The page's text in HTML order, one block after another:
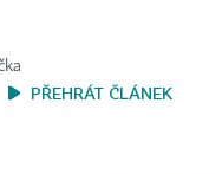
PŘEHRÁT ČLÁNEK